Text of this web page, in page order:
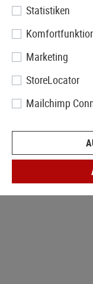
Lipo 7.4V
Graphene
Statistiken
Marketing
StoreLocator
Mailchimp